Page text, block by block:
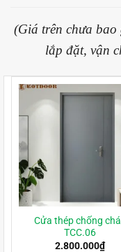
(Giá trên chưa bao
lắp đặt, vận
Cửa thép chống
TCC.06
2.800.000₫